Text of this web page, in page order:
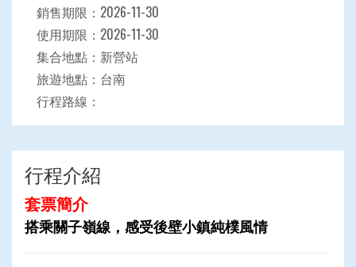
銷售期限：2026-11-30
使用期限：2026-11-30
集合地點：新營站
旅遊地點：台南
行程路線：
行程介紹
套票簡介
搭乘關子嶺線，感受後壁小鎮純樸風情